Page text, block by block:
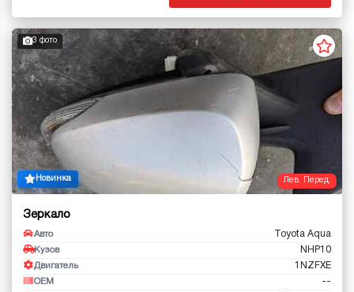
Лев. Перед.
3 фото
Новинка
Зеркало
Авто Toyota Aqua
Кузов NHP10
Двигатель 1NZFXE
OEM --